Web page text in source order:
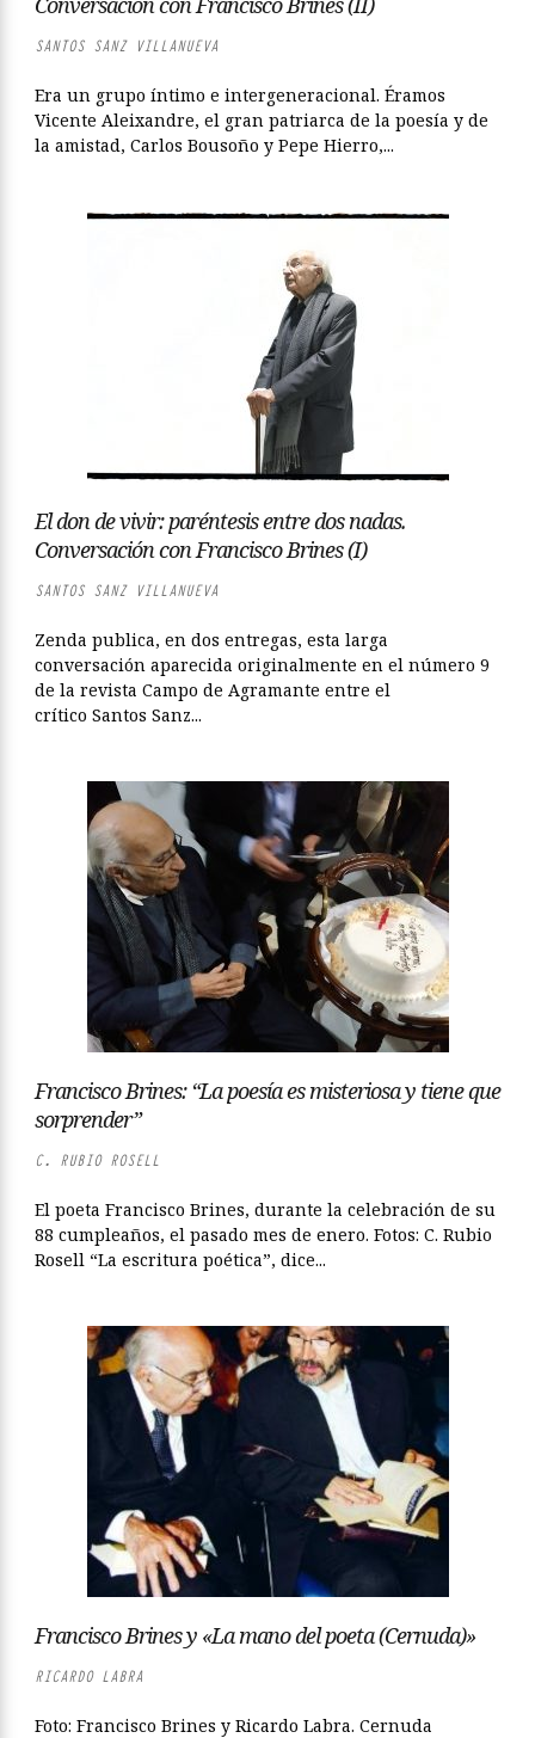
SANTOS SANZ VILLANUEVA
Era un grupo íntimo e intergeneracional. Éramos
Vicente Aleixandre, el gran patriarca de la poesía y de
la amistad, Carlos Bousoño y Pepe Hierro,...
El don de vivir: paréntesis entre dos nadas.
Conversación con Francisco Brines (I)
SANTOS SANZ VILLANUEVA
Zenda publica, en dos entregas, esta larga
conversación aparecida originalmente en el número 9
de la revista Campo de Agramante entre el
crítico Santos Sanz...
Francisco Brines: “La poesía es misteriosa y tiene que
sorprender”
C. RUBIO ROSELL
El poeta Francisco Brines, durante la celebración de su
88 cumpleaños, el pasado mes de enero. Fotos: C. Rubio
Rosell “La escritura poética”, dice...
Francisco Brines y «La mano del poeta (Cernuda)»
RICARDO LABRA
Foto: Francisco Brines y Ricardo Labra. Cernuda